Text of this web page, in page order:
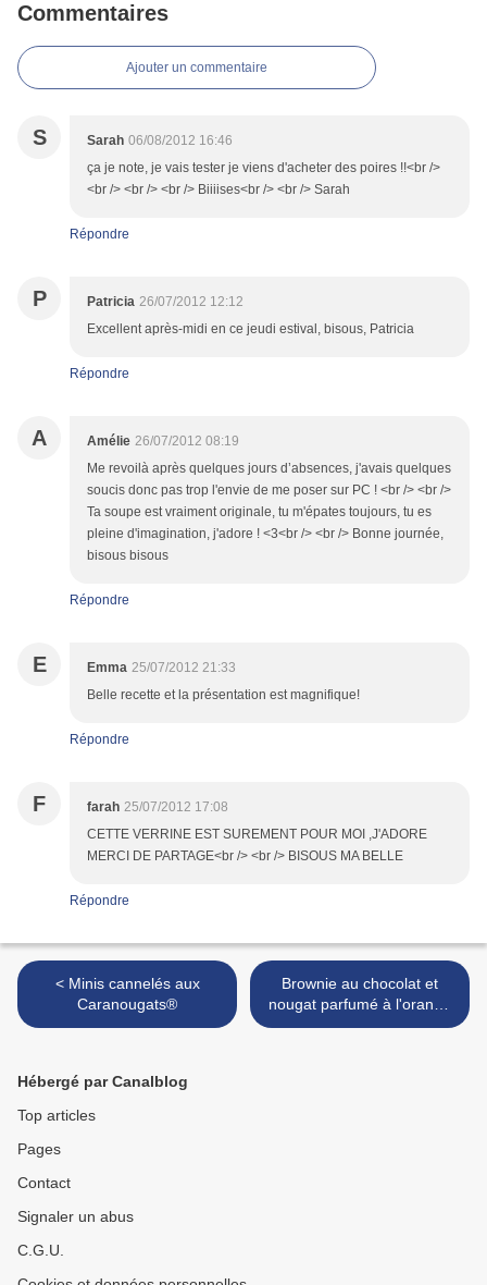
Commentaires
Ajouter un commentaire
S Sarah 06/08/2012 16:46
ça je note, je vais tester je viens d'acheter des poires !!<br />
<br /> <br /> <br /> Biiiises<br /> <br /> Sarah
Répondre
P Patricia 26/07/2012 12:12
Excellent après-midi en ce jeudi estival, bisous, Patricia
Répondre
A Amélie 26/07/2012 08:19
Me revoilà après quelques jours d’absences, j'avais quelques
soucis donc pas trop l'envie de me poser sur PC ! <br /> <br />
Ta soupe est vraiment originale, tu m'épates toujours, tu es
pleine d'imagination, j'adore ! <3<br /> <br /> Bonne journée,
bisous bisous
Répondre
E Emma 25/07/2012 21:33
Belle recette et la présentation est magnifique!
Répondre
F farah 25/07/2012 17:08
CETTE VERRINE EST SUREMENT POUR MOI ,J'ADORE
MERCI DE PARTAGE<br /> <br /> BISOUS MA BELLE
Répondre
< Minis cannelés aux
Caranougats®
Brownie au chocolat et
nougat parfumé à l'orange
>
Hébergé par Canalblog
Top articles
Pages
Contact
Signaler un abus
C.G.U.